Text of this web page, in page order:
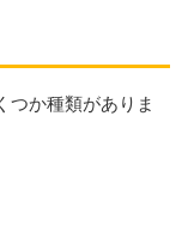
つか種類がありま